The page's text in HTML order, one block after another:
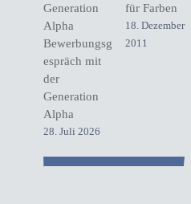
Bewerbungsg
espräch mit
der
Generation
Alpha
28. Juli 2026
für Farben
18. Dezember
2011